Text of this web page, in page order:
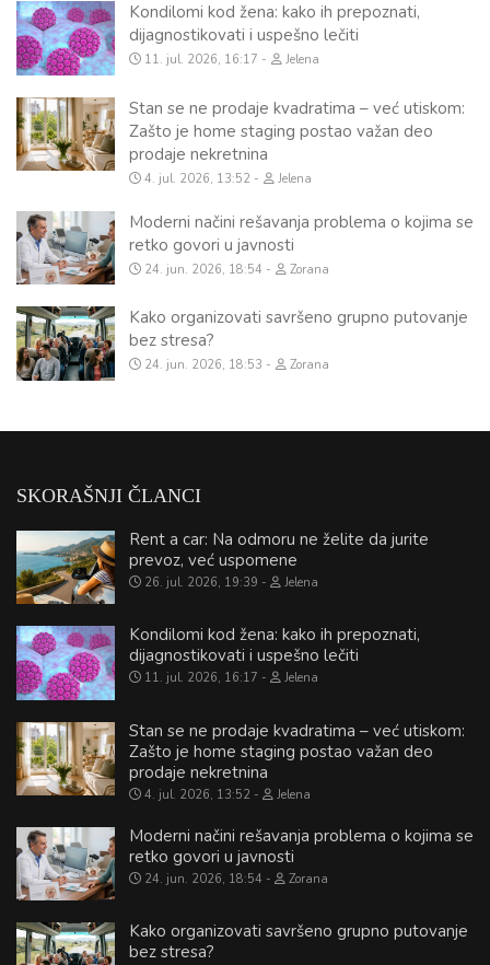
Kondilomi kod žena: kako ih prepoznati,
dijagnostikovati i uspešno lečiti
11. jul. 2026, 16:17 Jelena
Stan se ne prodaje kvadratima – već utiskom:
Zašto je home staging postao važan deo
prodaje nekretnina
4. jul. 2026, 13:52 Jelena
Moderni načini rešavanja problema o kojima se
retko govori u javnosti
24. jun. 2026, 18:54 Zorana
Kako organizovati savršeno grupno putovanje
bez stresa?
24. jun. 2026, 18:53 Zorana
SKORAŠNJI ČLANCI
Rent a car: Na odmoru ne želite da jurite
prevoz, već uspomene
26. jul. 2026, 19:39 Jelena
Kondilomi kod žena: kako ih prepoznati,
dijagnostikovati i uspešno lečiti
11. jul. 2026, 16:17 Jelena
Stan se ne prodaje kvadratima – već utiskom:
Zašto je home staging postao važan deo
prodaje nekretnina
4. jul. 2026, 13:52 Jelena
Moderni načini rešavanja problema o kojima se
retko govori u javnosti
24. jun. 2026, 18:54 Zorana
Kako organizovati savršeno grupno putovanje
bez stresa?